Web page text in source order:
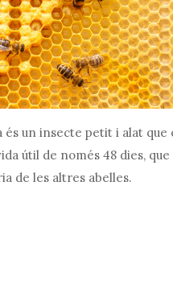
és un insecte petit i alat que
útil de només 48 dies, que
de les altres abelles.